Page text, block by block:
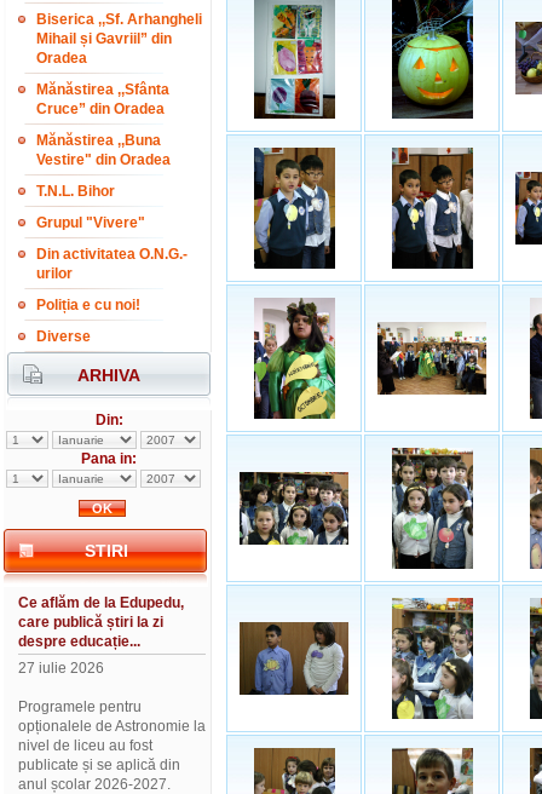
Biserica ,,Sf. Arhangheli
Mihail și Gavriil” din
Oradea
Mănăstirea ,,Sfânta
Cruce” din Oradea
Mănăstirea ,,Buna
Vestire" din Oradea
T.N.L. Bihor
Grupul "Vivere"
Din activitatea O.N.G.-
urilor
Poliția e cu noi!
Diverse
ARHIVA
Din:
Pana in:
STIRI
Ce aflăm de la Edupedu,
care publică știri la zi
despre educație...
27 iulie 2026
Programele pentru
opționalele de Astronomie la
nivel de liceu au fost
publicate și se aplică din
anul școlar 2026-2027.